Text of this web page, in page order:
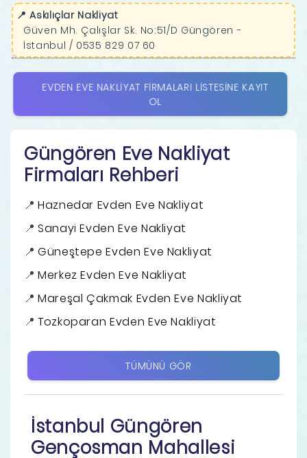
📍 Askılıçlar Nakliyat
Güven Mh. Çalışlar Sk. No:51/D Güngören -
İstanbul / 0535 829 07 60
EVDEN EVE NAKLIYAT FIRMALARI LISTESINE KAYIT
OL
Güngören Eve Nakliyat
Firmaları Rehberi
Haznedar Evden Eve Nakliyat
Sanayi Evden Eve Nakliyat
Güneştepe Evden Eve Nakliyat
Merkez Evden Eve Nakliyat
Mareşal Çakmak Evden Eve Nakliyat
Tozkoparan Evden Eve Nakliyat
TÜMÜNÜ GÖR
İstanbul Güngören
Gençosman Mahallesi